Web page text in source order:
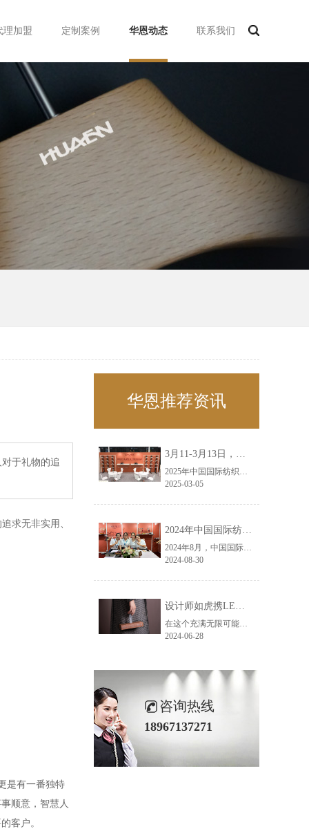
理加盟 定制案例 华恩动态 联系我们
于礼物的追
求无非实用、
是有一番独特
顺意，智慧人
客户。
华恩推荐资讯
3月11-3月13日，华恩诚邀您共赴上海面辅料春夏展——华恩
2025年中国国际纺织面料及辅料（春夏）博览会即将盛大开启！感谢您对华恩品牌的关注！3.11-3.13，杭州华恩（LEMONLEE）诚邀您共赴这场春日的宴会！
2025-03-05
2024年中国国际纺织面料及辅料（秋冬）博览会完美收官！——华恩
2024年8月，中国国际纺织面料及辅料（秋冬）博览会完美收官！作为一家拥有30年历史的专业衣架制造商，我们非常荣幸能够参与这一盛会，并在此期间与众多客户进行了广泛而深入的交流。
2024-08-30
设计师如虎携LEMONLEE红雪松礼盒荣获第六届未来·已来香港新锐当代设计奖铜奖
在这个充满无限可能的2024年夏季，LEMONLEE品牌设计师如虎以其非凡的创意与对自然的深刻理解，精心打造的红雪松木球礼盒，在“2024未来·已来——第六届香港新锐当代设计奖”中摘得铜奖。这不仅是对设计师如虎原创设计能力的嘉奖，更是对LEMONLEE品牌的高度认可。
2024-06-28
咨询热线
18967137271